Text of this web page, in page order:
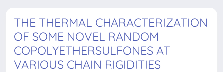
THE THERMAL CHARACTERIZATION
OF SOME NOVEL RANDOM
COPOLYETHERSULFONES AT
VARIOUS CHAIN RIGIDITIES